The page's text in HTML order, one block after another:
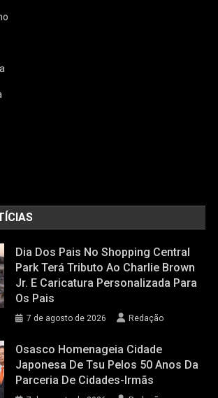
Dia Dos Pais No Shopping Central
Park Terá Tributo Ao Charlie Brown
Jr. E Caricatura Personalizada Para
Os Pais
7 de agosto de 2026 Redação
Osasco Homenageia Cidade
Japonesa De Tsu Pelos 50 Anos Da
Parceria De Cidades-Irmãs